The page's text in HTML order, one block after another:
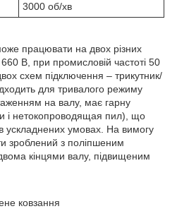
3000 об/хв
працювати на двох різних
В, при промисловій частоті 50
схем підключення – трикутник/
для тривалого режиму
на валу, має гарну
і нетокопроводящая пил), що
ускладнених умовах. На вимогу
зроблений з поліпшеним
кінцями валу, підвищеним
ковзання